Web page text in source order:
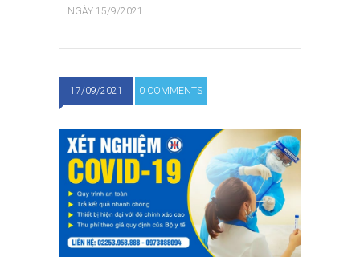
NGÀY 15/9/2021
17/09/2021 0 COMMENTS